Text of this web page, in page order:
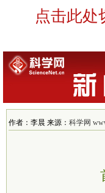
点击此处
作者：李晨 来源： 科学网